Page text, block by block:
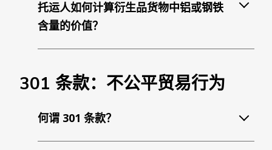
托运人如何计算衍生品货物中铝或钢铁
含量的价值？
301 条款：不公平贸易行为
何谓 301 条款？